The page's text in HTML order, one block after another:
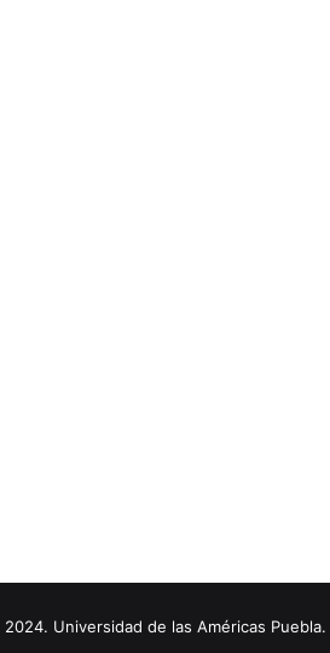
Universidad de las Américas